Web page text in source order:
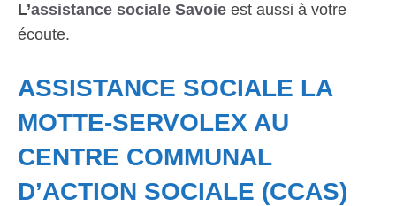
L’assistance sociale Savoie est aussi à votre
écoute.
ASSISTANCE SOCIALE LA
MOTTE-SERVOLEX AU
CENTRE COMMUNAL
D’ACTION SOCIALE (CCAS)